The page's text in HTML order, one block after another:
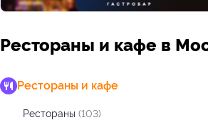
Рестораны и кафе в
Рестораны и кафе
Рестораны (103)